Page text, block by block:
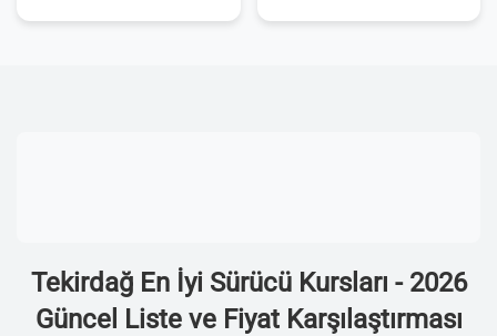
Tekirdağ En İyi Sürücü Kursları - 2026
Güncel Liste ve Fiyat Karşılaştırması